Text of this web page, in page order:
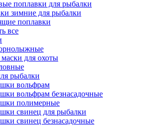
поплавки для рыбалки
зимние для рыбалки
поплавки
все
для охоты
рыбалки
вольфрам
вольфрам безнасадочные
полимерные
свинец для рыбалки
свинец безнасадочные